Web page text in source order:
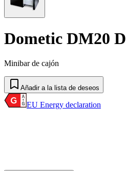
Dometic DM20 D
Minibar de cajón
Añadir a la lista de deseos
EU Energy declaration